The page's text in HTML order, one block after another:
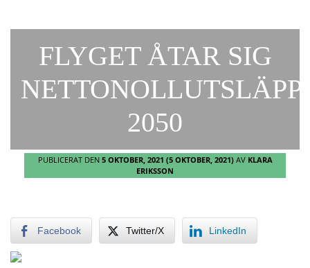
FLYGET ÅTAR SIG
NETTONOLLUTSLÄPP
2050
PUBLICERAT DEN 5 OKTOBER, 2021 (5 OKTOBER, 2021) AV KLARA
ERIKSSON
Facebook Twitter/X LinkedIn